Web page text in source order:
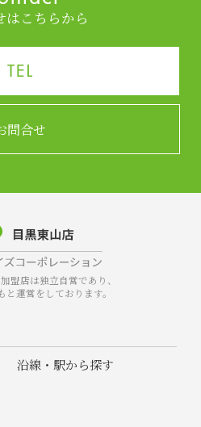
はこちらから
問合せ
盟店は独立自営であり、
と運営をしております。
沿線・駅から探す